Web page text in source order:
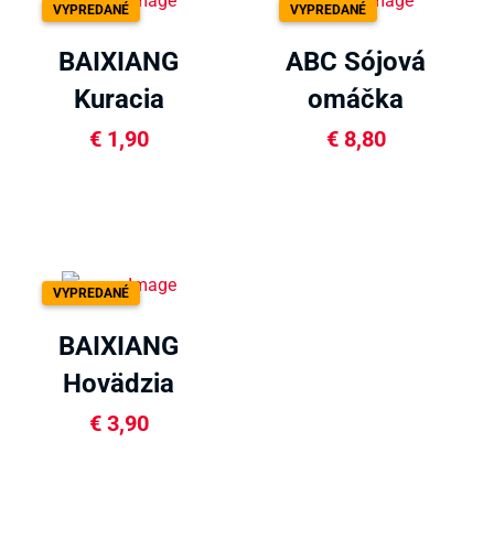
VYPREDANÉ
BAIXIANG
Kuracia
polievka 111g
€1,90
VYPREDANÉ
ABC Sójová
omáčka
sladká 600ml
€8,80
VYPREDANÉ
BAIXIANG
Hovädzia
polievka bowl
€3,90